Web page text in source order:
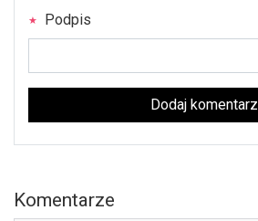
Podpis
Dodaj komentarz
Komentarze